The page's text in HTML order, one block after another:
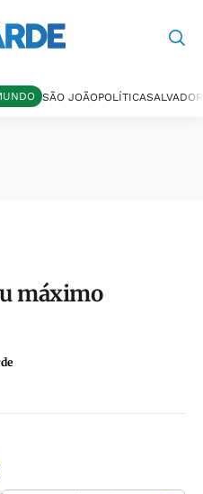
SÃO JOÃOPOLÍTICASALVADOR
máximo